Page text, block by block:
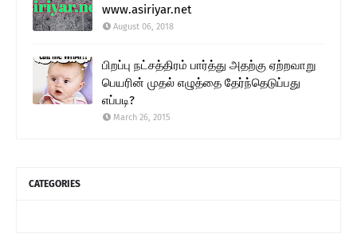
www.asiriyar.net
August 06, 2018
பிறப்பு நட்சத்திரம் பார்த்து அதற்கு ஏற்றவாறு
பெயரின் முதல் எழுத்தை தேர்ந்தெடுப்பது
எப்படி?
March 26, 2015
CATEGORIES